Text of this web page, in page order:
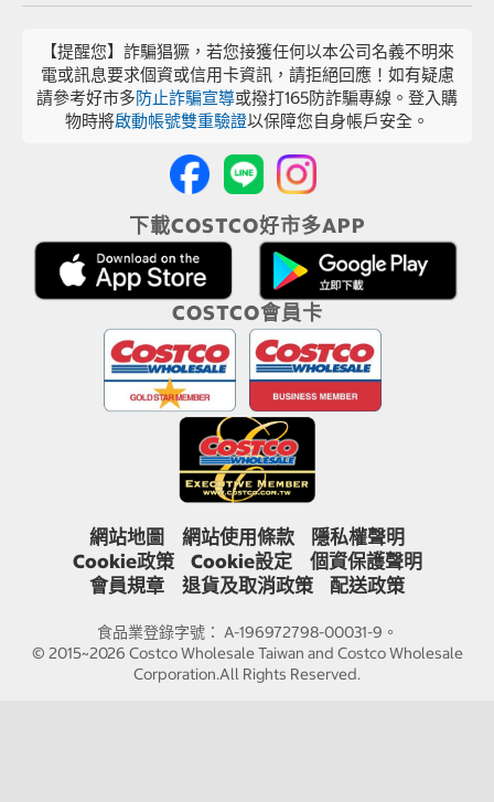
【提醒您】詐騙猖獗，若您接獲任何以本公司名義不明來
電或訊息要求個資或信用卡資訊，請拒絕回應！如有疑慮
請參考好市多防止詐騙宣導或撥打165防詐騙專線。登入購
物時將啟動帳號雙重驗證以保障您自身帳戶安全。
下載COSTCO好市多APP
COSTCO會員卡
網站地圖 網站使用條款
隱私權聲明
Cookie政策
Cookie設定
個資保護聲明
會員規章
退貨及取消政策 配送政策
食品業登錄字號： A-196972798-00031-9。
© 2015~2026 Costco Wholesale Taiwan and Costco Wholesale
Corporation.All Rights Reserved.